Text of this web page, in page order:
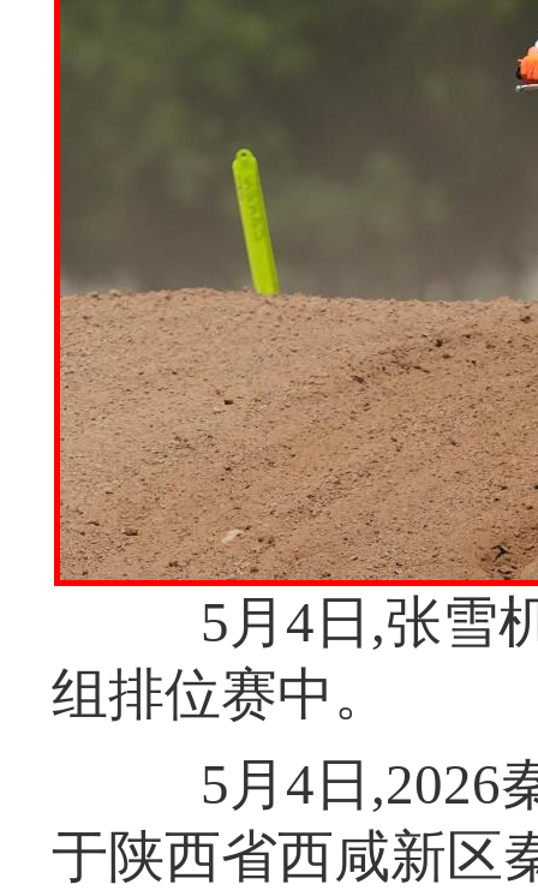
5月4日,张雪机
组排位赛中。
5月4日,2026秦
于陕西省西咸新区